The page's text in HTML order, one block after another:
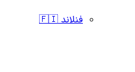
فنلاند 🇫🇮